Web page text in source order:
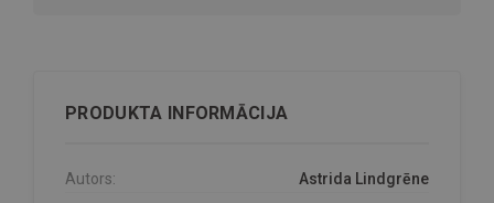
PRODUKTA INFORMĀCIJA
Autors: Astrida Lindgrēne